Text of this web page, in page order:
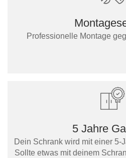
Professionelle Montage
5 Jahre
Dein Schrank wird mit einer 5-
Sollte etwas mit deinem